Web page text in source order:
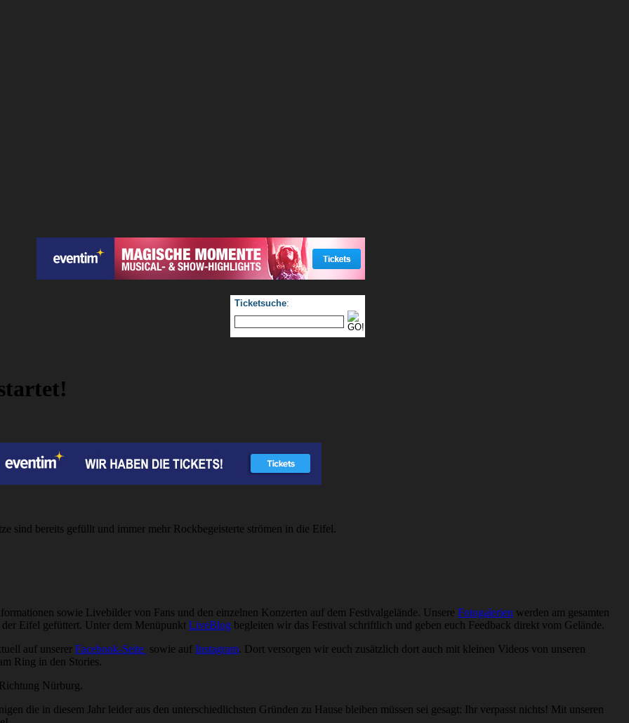
Ticketsuche:
sind bereits gefüllt und immer mehr Rockbegeisterte strömen in die Eifel.
sowie Livebilder von Fans und den einzelnen Konzerten auf dem Festivalgelände. Unsere Fotogalerien werden am gesamten
der Eifel gefüttert. Unter dem Menüpunkt LiveBlog begleiten wir das Festival schriftlich und geben euch Feedback direkt vom Gelände.
auf unserer Facebook-Seite sowie auf Instagram. Dort versorgen wir euch zusätzlich dort auch mit kleinen Videos von unseren
Ring in den Stories.
Nürburg.
die in diesem Jahr leider aus den unterschiedlichsten Gründen zu Hause bleiben müssen sei gesagt: Ihr verpasst nichts! Mit unseren